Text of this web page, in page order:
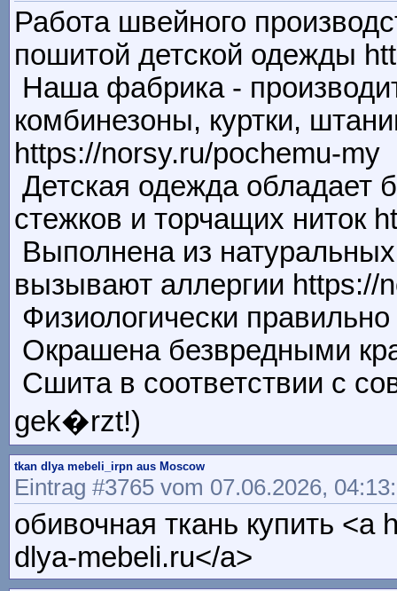
Работа швейного
пошитой детской одежды
Наша фабрика -
комбинезоны, куртки,
https://norsy.ru/pochemu-my
Детская одежда
стежков и торчащих ниток
Выполнена из
вызывают аллергии https://
Физиологически
Окрашена безвредными
Сшита в соответствии с
gek�rzt!)
tkan dlya mebeli_irpn aus Moscow
Eintrag #3765 vom 07.06.2026,
обивочная ткань купить
dlya-mebeli.ru</a>